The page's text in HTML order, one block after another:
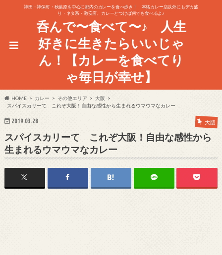
神田・神保町・秋葉原を中心に都内のカレーを食べ歩き！ 本格カレー店以外にもデカ盛
り・ネタ系・激安店、カレーとつけば何でも食べるよ♪
呑んで〜食べて〜♪ 人生
好きに生きたらいいじゃ
ん！【カレーを食べてり
ゃ毎日が幸せ】
HOME カレー その他エリア
大阪
スパイスカリーて これぞ大阪！自由な感性から生まれるウマウマなカレー
2019.03.28 大阪
スパイスカリーて これぞ大阪！自由な感性から
生まれるウマウマなカレー